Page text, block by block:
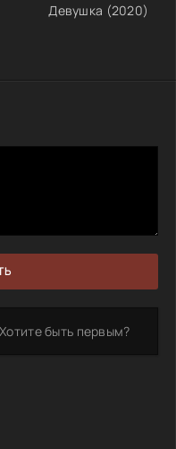
Девушка (2020)
быть первым?